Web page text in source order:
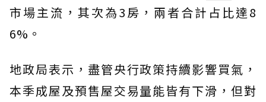
市場主流，其次為3房，兩者合計占比達8
6%。
地政局表示，盡管央行政策持續影響買氣，
本季成屋及預售屋交易量能皆有下滑，但對